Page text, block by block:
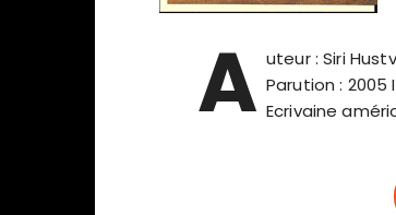
A uteur : Siri
Parution : 2005
Ecrivaine